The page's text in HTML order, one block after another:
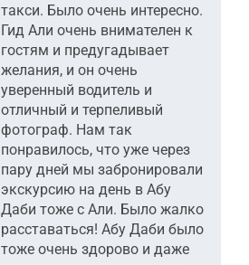
такси. Было очень интересно.
Гид Али очень внимателен к
гостям и предугадывает
желания, и он очень
уверенный водитель и
отличный и терпеливый
фотограф. Нам так
понравилось, что уже через
пару дней мы забронировали
экскурсию на день в Абу
Даби тоже с Али. Было жалко
расставаться! Абу Даби было
тоже очень здорово и даже